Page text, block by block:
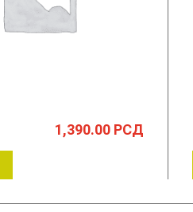
1,390.00РСД